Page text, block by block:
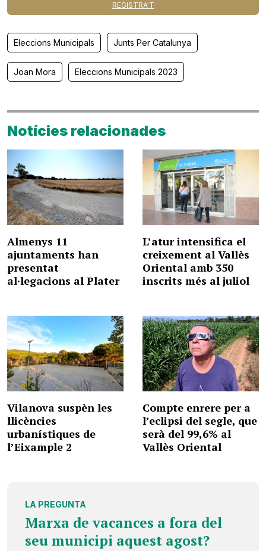
REGISTRA'T
Eleccions Municipals Junts Per Catalunya
Joan Mora Eleccions Municipals 2023
Notícies relacionades
Almenys 11
ajuntaments han
presentat
al·legacions al Plater
L’atur intensifica el
creixement al Vallès
Oriental amb 350
inscrits més al juliol
Vilanova suspèn les
llicències
urbanístiques de
l’Eixample 2
Compte enrere per a
l’eclipsi del segle, que
serà del 99,6% al
Vallès Oriental
LA PREGUNTA
Marxa de vacances a fora del
seu municipi aquest agost?